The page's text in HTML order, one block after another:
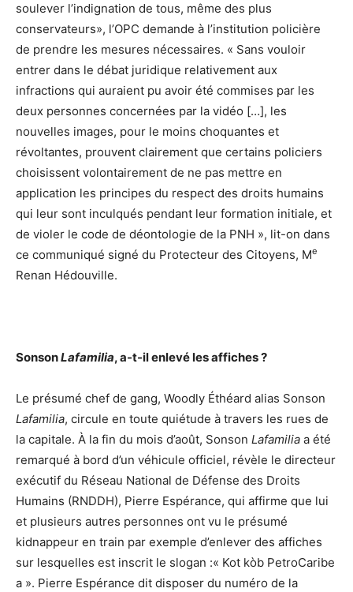
soulever l’indignation de tous, même des plus
conservateurs», l’OPC demande à l’institution policière
de prendre les mesures nécessaires. « Sans vouloir
entrer dans le débat juridique relativement aux
infractions qui auraient pu avoir été commises par les
deux personnes concernées par la vidéo […], les
nouvelles images, pour le moins choquantes et
révoltantes, prouvent clairement que certains policiers
choisissent volontairement de ne pas mettre en
application les principes du respect des droits humains
qui leur sont inculqués pendant leur formation initiale, et
de violer le code de déontologie de la PNH », lit-on dans
ce communiqué signé du Protecteur des Citoyens, Me
Renan Hédouville.
SonsonLafamilia, a-t-il enlevé les affiches ?
Le présumé chef de gang, Woodly Éthéard alias Sonson
Lafamilia, circule en toute quiétude à travers les rues de
la capitale. À la fin du mois d’août, Sonson Lafamilia a été
remarqué à bord d’un véhicule officiel, révèle le directeur
exécutif du Réseau National de Défense des Droits
Humains (RNDDH), Pierre Espérance, qui affirme que lui
et plusieurs autres personnes ont vu le présumé
kidnappeur en train par exemple d’enlever des affiches
sur lesquelles est inscrit le slogan :« Kot kòb PetroCaribe
a ». Pierre Espérance dit disposer du numéro de la